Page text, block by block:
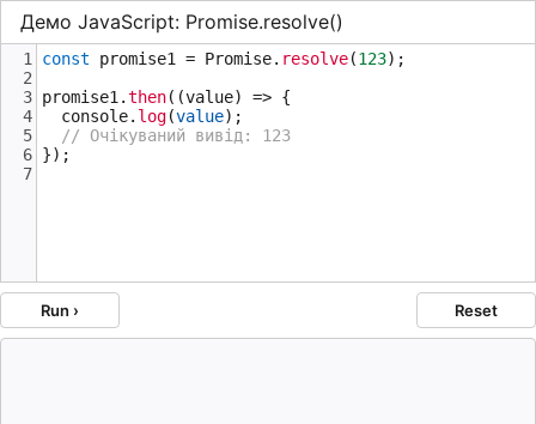
Демо JavaScript: Promise.resolve()
1 const promise1 = Promise. resolve(123);
2
3 promise1 .then((value) => {
4
console. log(value);
5
// Очікуваний вивід: 123
6 });
7
Run › Reset